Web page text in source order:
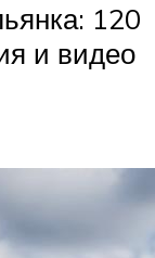
120
и видео